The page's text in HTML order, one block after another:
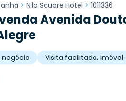
> Nilo Square Hotel > 1011336
Avenida
negócio Visita facilitada, imóvel